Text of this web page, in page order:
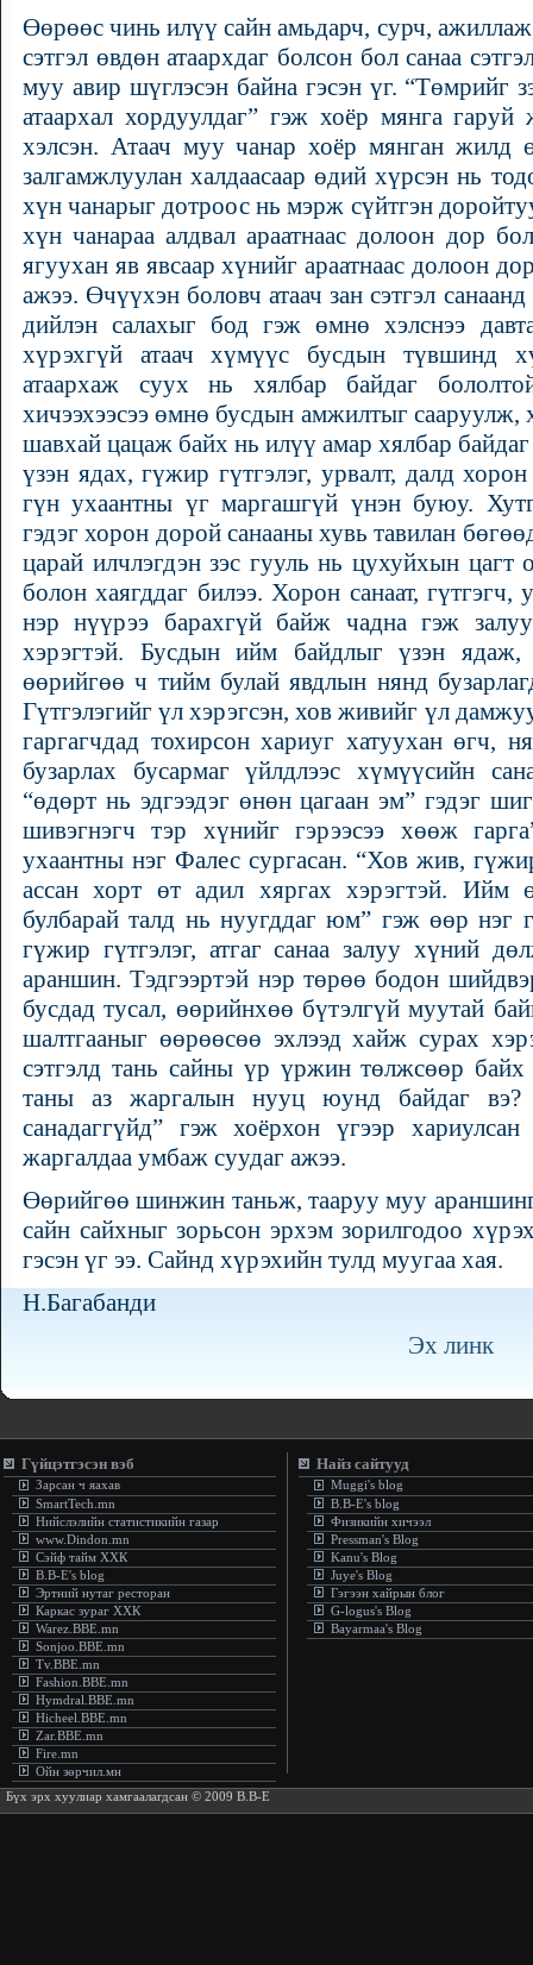
Өөрөөс чинь илүү сайн амьдарч, сурч,
сэтгэл өвдөн атаархдаг болсон бол санаа
муу авир шүглэсэн байна гэсэн үг. “Төмрийг
атаархал хордуулдаг” гэж хоёр мянга
хэлсэн. Атаач муу чанар хоёр мянган жилд
залгамжлуулан халдаасаар өдий хүрсэн нь
хүн чанарыг дотроос нь мэрж сүйтгэн
хүн чанараа алдвал араатнаас долоон дор
ягуухан яв явсаар хүнийг араатнаас долоон
ажээ. Өчүүхэн боловч атаач зан сэтгэл
дийлэн салахыг бод гэж өмнө хэлснээ
хүрэхгүй атаач хүмүүс бусдын түвшинд
атаархаж суух нь хялбар байдаг
хичээхээсээ өмнө бусдын амжилтыг
шавхай цацаж байх нь илүү амар хялбар
үзэн ядах, гүжир гүтгэлэг, урвалт, далд
гүн ухаантны үг маргашгүй үнэн буюу.
гэдэг хорон дорой санааны хувь тавилан
царай илчлэгдэн зэс гууль нь цухуйхын цагт
болон хаягддаг билээ. Хорон санаат,
нэр нүүрээ барахгүй байж чадна гэж
хэрэгтэй. Бусдын ийм байдлыг үзэн ядаж,
өөрийгөө ч тийм булай явдлын нянд
Гүтгэлэгийг үл хэрэгсэн, хов живийг үл
гаргагчдад тохирсон хариуг хатуухан өгч,
бузарлах бусармаг үйлдлээс хүмүүсийн
“өдөрт нь эдгээдэг өнөн цагаан эм” гэдэг
шивэгнэгч тэр хүнийг гэрээсээ хөөж
ухаантны нэг Фалес сургасан. “Хов жив,
ассан хорт өт адил хяргах хэрэгтэй. Ийм
булбарай талд нь нуугддаг юм” гэж өөр нэг
гүжир гүтгэлэг, атгаг санаа залуу хүний
араншин. Тэдгээртэй нэр төрөө бодон
бусдад тусал, өөрийнхөө бүтэлгүй муутай
шалтгааныг өөрөөсөө эхлээд хайж сурах
сэтгэлд тань сайны үр үржин төлжсөөр
таны аз жаргалын нууц юунд байдаг вэ?
санадаггүйд” гэж хоёрхон үгээр
жаргалдаа умбаж суудаг ажээ.
Өөрийгөө шинжин таньж, тааруу муу
сайн сайхныг зорьсон эрхэм зорилгодоо
гэсэн үг ээ. Сайнд хүрэхийн тулд муугаа хая.
Н.Багабанди
Эх линк
Гүйцэтгэсэн вэб
Зарсан ч яахав
SmartTech.mn
Нийслэлийн статистикийн газар
www.Dindon.mn
Сэйф тайм ХХК
B.B-E's blog
Эртний нутаг ресторан
Каркас зураг ХХК
Warez.BBE.mn
Sonjoo.BBE.mn
Tv.BBE.mn
Fashion.BBE.mn
Hymdral.BBE.mn
Hicheel.BBE.mn
Zar.BBE.mn
Fire.mn
Ойн зөрчил.мн
Найз сайтууд
Muggi's blog
B.B-E's blog
Физикийн хичээл
Pressman's Blog
Kanu's Blog
Juye's Blog
Гэгээн хайрын блог
G-logus's Blog
Bayarmaa's Blog
Бүх эрх хуулиар хамгаалагдсан © 2009 B.B-E